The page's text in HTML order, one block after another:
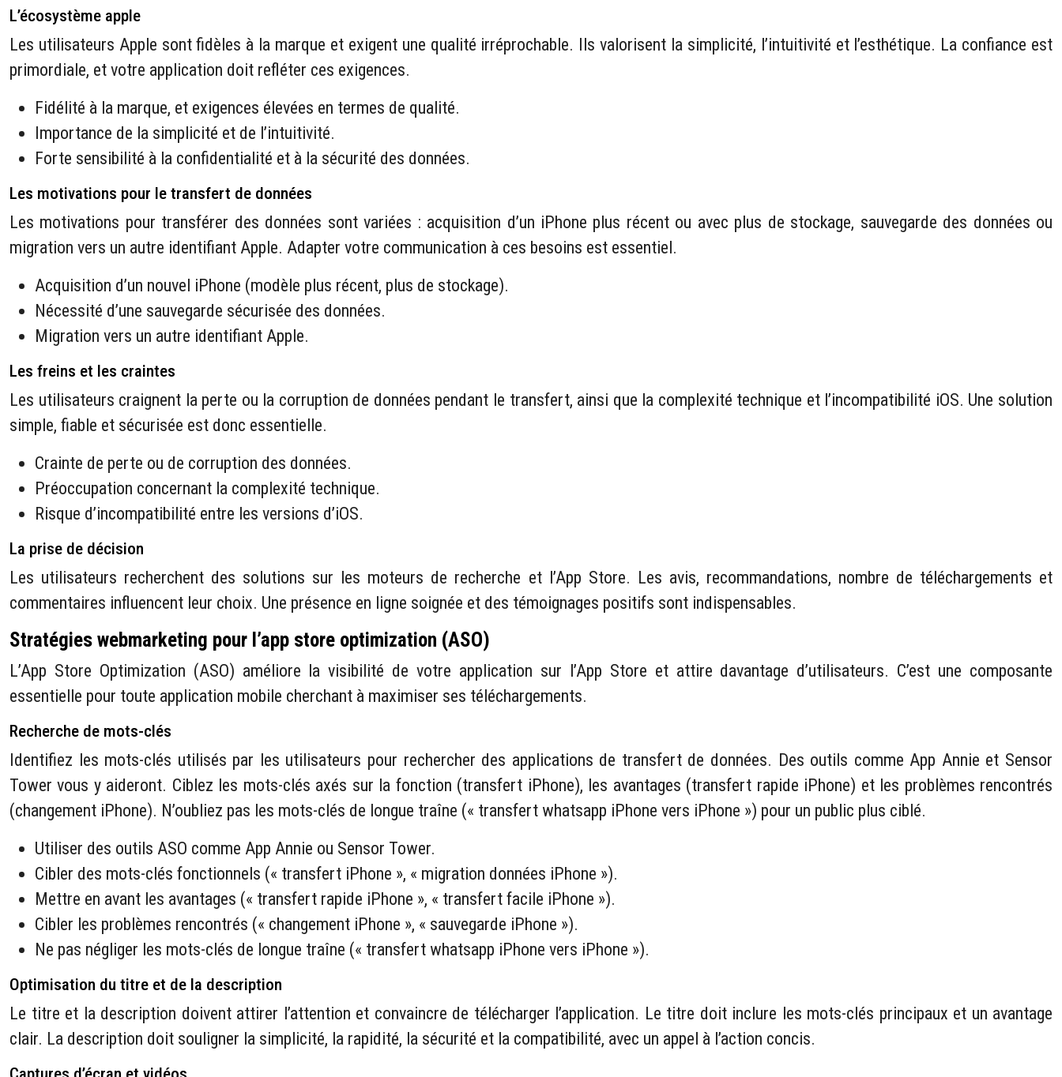
L’écosystème apple
Les utilisateurs Apple sont fidèles à la marque et exigent une qualité irréprochable. Ils valorisent la simplicité, l’intuitivité et l’esthétique. La confiance est
primordiale, et votre application doit refléter ces exigences.
Fidélité à la marque, et exigences élevées en termes de qualité.
Importance de la simplicité et de l’intuitivité.
Forte sensibilité à la confidentialité et à la sécurité des données.
Les motivations pour le transfert de données
Les motivations pour transférer des données sont variées : acquisition d’un iPhone plus récent ou avec plus de stockage, sauvegarde des données ou
migration vers un autre identifiant Apple. Adapter votre communication à ces besoins est essentiel.
Acquisition d’un nouvel iPhone (modèle plus récent, plus de stockage).
Nécessité d’une sauvegarde sécurisée des données.
Migration vers un autre identifiant Apple.
Les freins et les craintes
Les utilisateurs craignent la perte ou la corruption de données pendant le transfert, ainsi que la complexité technique et l’incompatibilité iOS. Une solution
simple, fiable et sécurisée est donc essentielle.
Crainte de perte ou de corruption des données.
Préoccupation concernant la complexité technique.
Risque d’incompatibilité entre les versions d’iOS.
La prise de décision
Les utilisateurs recherchent des solutions sur les moteurs de recherche et l’App Store. Les avis, recommandations, nombre de téléchargements et
commentaires influencent leur choix. Une présence en ligne soignée et des témoignages positifs sont indispensables.
Stratégies webmarketing pour l’app store optimization (ASO)
L’App Store Optimization (ASO) améliore la visibilité de votre application sur l’App Store et attire davantage d’utilisateurs. C’est une composante
essentielle pour toute application mobile cherchant à maximiser ses téléchargements.
Recherche de mots-clés
Identifiez les mots-clés utilisés par les utilisateurs pour rechercher des applications de transfert de données. Des outils comme App Annie et Sensor
Tower vous y aideront. Ciblez les mots-clés axés sur la fonction (transfert iPhone), les avantages (transfert rapide iPhone) et les problèmes rencontrés
(changement iPhone). N’oubliez pas les mots-clés de longue traîne (« transfert whatsapp iPhone vers iPhone ») pour un public plus ciblé.
Utiliser des outils ASO comme App Annie ou Sensor Tower.
Cibler des mots-clés fonctionnels (« transfert iPhone », « migration données iPhone »).
Mettre en avant les avantages (« transfert rapide iPhone », « transfert facile iPhone »).
Cibler les problèmes rencontrés (« changement iPhone », « sauvegarde iPhone »).
Ne pas négliger les mots-clés de longue traîne (« transfert whatsapp iPhone vers iPhone »).
Optimisation du titre et de la description
Le titre et la description doivent attirer l’attention et convaincre de télécharger l’application. Le titre doit inclure les mots-clés principaux et un avantage
clair. La description doit souligner la simplicité, la rapidité, la sécurité et la compatibilité, avec un appel à l’action concis.